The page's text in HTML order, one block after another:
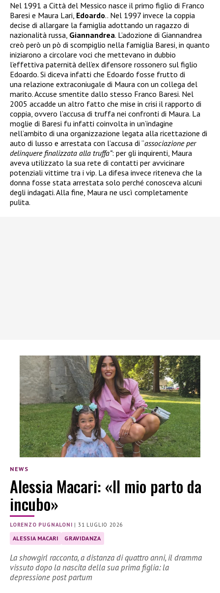
Nel 1991 a Città del Messico nasce il primo figlio di Franco
Baresi e Maura Lari, Edoardo.. Nel 1997 invece la coppia
decise di allargare la famiglia adottando un ragazzo di
nazionalità russa, Giannandrea. L’adozione di Giannandrea
creò però un pò di scompiglio nella famiglia Baresi, in quanto
iniziarono a circolare voci che mettevano in dubbio
l’effettiva paternità dell’ex difensore rossonero sul figlio
Edoardo. Si diceva infatti che Edoardo fosse frutto di
una relazione extraconiugale di Maura con un collega del
marito. Accuse smentite dallo stesso Franco Baresi. Nel
2005 accadde un altro fatto che mise in crisi il rapporto di
coppia, ovvero l’accusa di truffa nei confronti di Maura. La
moglie di Baresi fu infatti coinvolta in un’indagine
nell’ambito di una organizzazione legata alla ricettazione di
auto di lusso e arrestata con l’accusa di “associazione per
delinquere finalizzata alla truffa”: per gli inquirenti, Maura
aveva utilizzato la sua rete di contatti per avvicinare
potenziali vittime tra i vip. La difesa invece riteneva che la
donna fosse stata arrestata solo perché conosceva alcuni
degli indagati. Alla fine, Maura ne uscì completamente
pulita.
NEWS
Alessia Macari: «Il mio parto da
incubo»
LORENZO PUGNALONI |31 LUGLIO 2026
ALESSIA MACARI GRAVIDANZA
La showgirl racconta, a distanza di quattro anni, il dramma
vissuto dopo la nascita della sua prima figlia: la
depressione post partum